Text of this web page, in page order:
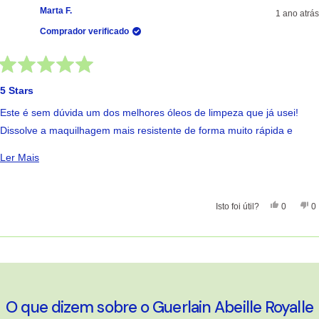
Marta F.
Comprador verificado
1 ano atrás
5 Stars
Este é sem dúvida um dos melhores óleos de limpeza que já usei!
Dissolve a maquilhagem mais resistente de forma muito rápida e
este produto tem uma das fragrâncias mais deliciosas da gama. É
Ler MaisLer Mais Sobre Esta Avaliação
Isto foi útil? Sim,
0 0
O que dizem sobre o Guerlain Abeille Royalle